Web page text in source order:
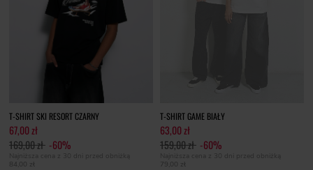
T-SHIRT SKI RESORT CZARNY
67,00 zł
169,00 zł -60%
Najniższa cena z 30 dni przed obniżką
84,00 zł
T-SHIRT GAME BIAŁY
63,00 zł
159,00 zł -60%
Najniższa cena z 30 dni przed obniżką
79,00 zł